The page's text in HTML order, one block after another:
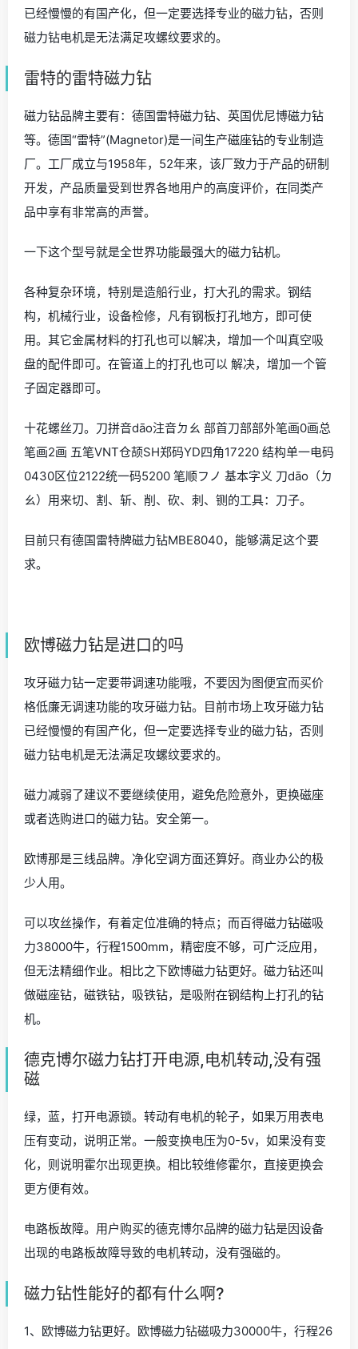
已经慢慢的有国产化，但一定要选择专业的磁力钻，否则
磁力钻电机是无法满足攻螺纹要求的。
雷特的雷特磁力钻
磁力钻品牌主要有：德国雷特磁力钻、英国优尼博磁力钻
等。德国“雷特”(Magnetor)是一间生产磁座钻的专业制造
厂。工厂成立与1958年，52年来，该厂致力于产品的研制
开发，产品质量受到世界各地用户的高度评价，在同类产
品中享有非常高的声誉。
一下这个型号就是全世界功能最强大的磁力钻机。
各种复杂环境，特别是造船行业，打大孔的需求。钢结
构，机械行业，设备检修，凡有钢板打孔地方，即可使
用。其它金属材料的打孔也可以解决，增加一个叫真空吸
盘的配件即可。在管道上的打孔也可以 解决，增加一个管
子固定器即可。
十花螺丝刀。刀拼音dāo注音ㄉㄠ 部首刀部部外笔画0画总
笔画2画 五笔VNT仓颉SH郑码YD四角17220 结构单一电码
0430区位2122统一码5200 笔顺フノ 基本字义 刀dāo（ㄉ
ㄠ）用来切、割、斩、削、砍、刺、铡的工具：刀子。
目前只有德国雷特牌磁力钻MBE8040，能够满足这个要
求。
欧博磁力钻是进口的吗
攻牙磁力钻一定要带调速功能哦，不要因为图便宜而买价
格低廉无调速功能的攻牙磁力钻。目前市场上攻牙磁力钻
已经慢慢的有国产化，但一定要选择专业的磁力钻，否则
磁力钻电机是无法满足攻螺纹要求的。
磁力减弱了建议不要继续使用，避免危险意外，更换磁座
或者选购进口的磁力钻。安全第一。
欧博那是三线品牌。净化空调方面还算好。商业办公的极
少人用。
可以攻丝操作，有着定位准确的特点；而百得磁力钻磁吸
力38000牛，行程1500mm，精密度不够，可广泛应用，
但无法精细作业。相比之下欧博磁力钻更好。磁力钻还叫
做磁座钻，磁铁钻，吸铁钻，是吸附在钢结构上打孔的钻
机。
德克博尔磁力钻打开电源,电机转动,没有强
磁
绿，蓝，打开电源锁。转动有电机的轮子，如果万用表电
压有变动，说明正常。一般变换电压为0-5v，如果没有变
化，则说明霍尔出现更换。相比较维修霍尔，直接更换会
更方便有效。
电路板故障。用户购买的德克博尔品牌的磁力钻是因设备
出现的电路板故障导致的电机转动，没有强磁的。
磁力钻性能好的都有什么啊?
1、欧博磁力钻更好。欧博磁力钻磁吸力30000牛，行程26